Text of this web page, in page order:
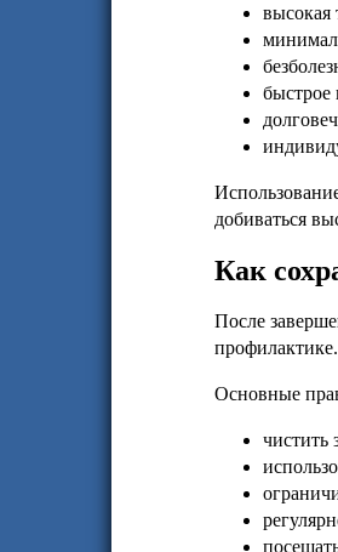
высокая
быстрое
добиваться
Как
После
профилактике.
Основные
чистить